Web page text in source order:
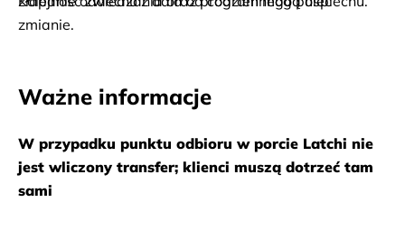
zmianie.
Ważne informacje
W przypadku punktu odbioru w porcie Latchi nie
jest wliczony transfer; klienci muszą dotrzeć tam
sami